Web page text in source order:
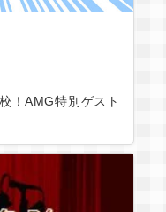
！AMG特別ゲスト